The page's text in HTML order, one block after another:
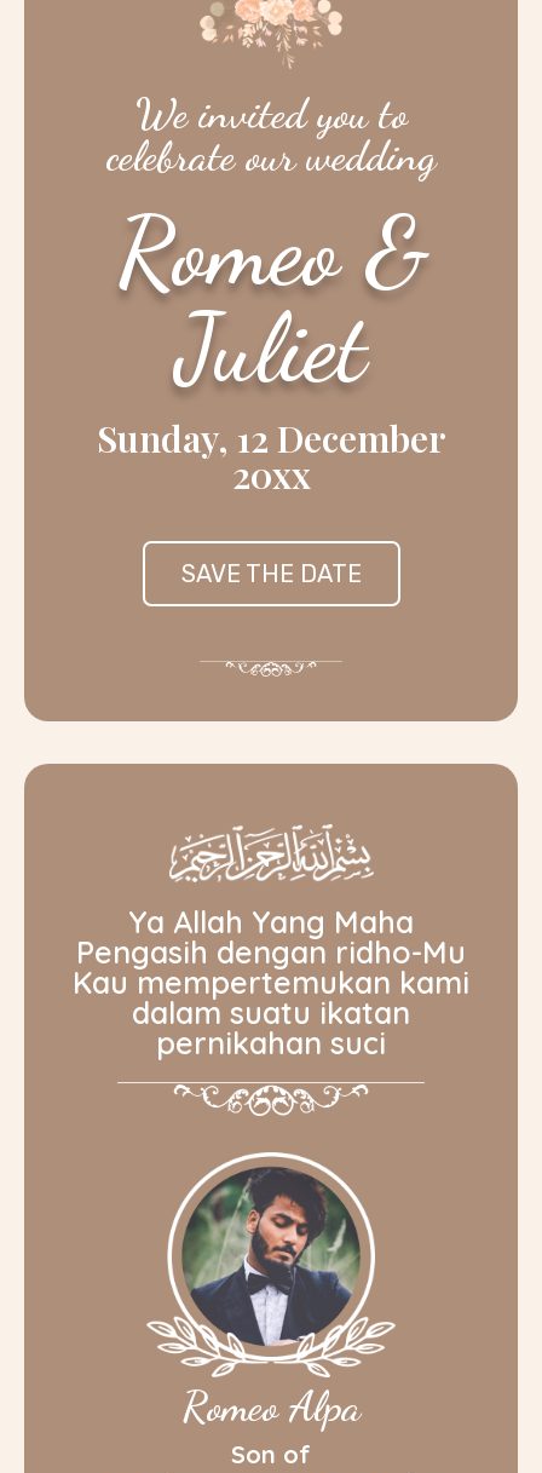
We invited you to
celebrate our wedding
Romeo &
Juliet
Sunday, 12 December
20xx
SAVE THE DATE
Ya Allah Yang Maha
Pengasih dengan ridho-Mu
Kau mempertemukan kami
dalam suatu ikatan
pernikahan suci
Romeo Alpa
Son of